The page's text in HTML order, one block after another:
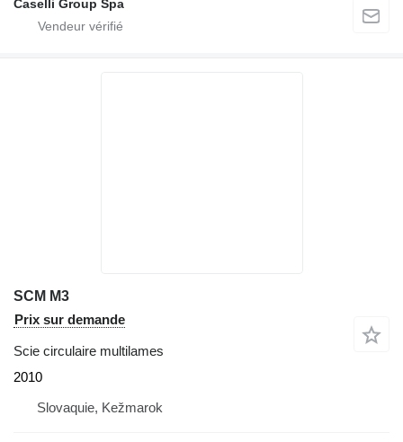
Caselli Group Spa
SCM M3
Prix sur demande
Scie circulaire multilames
2010
Slovaquie, Kežmarok